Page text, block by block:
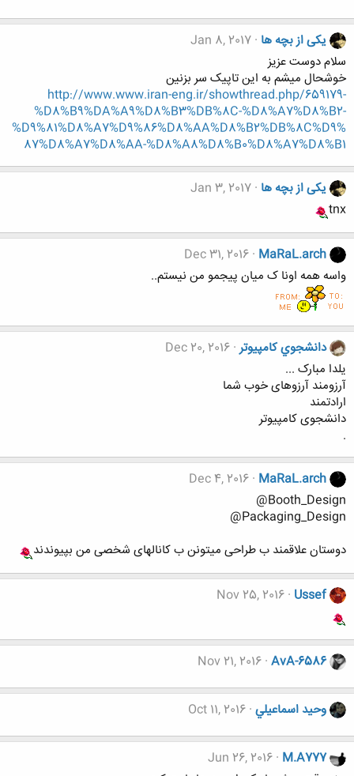
یکی از بچه ها Jan 8, 2017
سلام دوست عزیز
خوشحال میشم به این تاپیک سر بزنین
http://www.www.iran-eng.ir/showthread.php/659179-
%D8%B9%DA%A9%D8%B3%DB%8C-%D8%A7%D8%B2-
%D9%81%D8%A7%D9%86%D8%AA%D8%B2%DB%8C%D9%
87%D8%A7%D8%AA-%D8%A8%D8%B0%D8%A7%D8%B1
یکی از بچه ها Jan 3, 2017
tnx
MaRaL.arch
Dec 31, 2016
واسه همه اونا ک میان پیجمو من نیستم..
دانشجوي كامپيوتر Dec 20, 2016
یلدا مبارک ...
آرزومند آرزوهای خوب شما
ارادتمند
دانشجوی کامپیوتر
.
MaRaL.arch
Dec 4, 2016
Booth_Design@
Packaging_Design@
دوستان علاقمند ب طراحی میتونن ب کانالهای شخصی من بپیوندند
Ussef
Nov 25, 2016
AvA-6586
Nov 21, 2016
وحيد اسماعيلي Oct 11, 2016
M.A777
Jun 26, 2016